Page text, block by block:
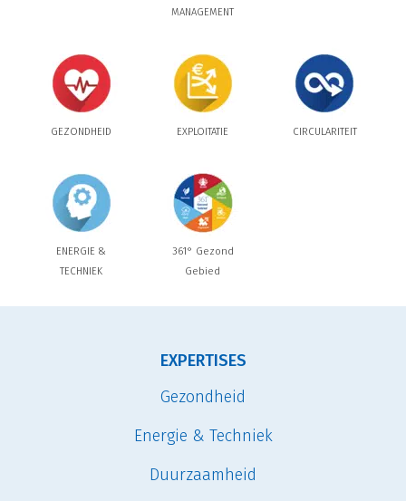
MANAGEMENT
GEZONDHEID EXPLOITATIE CIRCULARITEIT
ENERGIE &
TECHNIEK
361° Gezond
Gebied
EXPERTISES
Gezondheid
Energie & Techniek
Duurzaamheid